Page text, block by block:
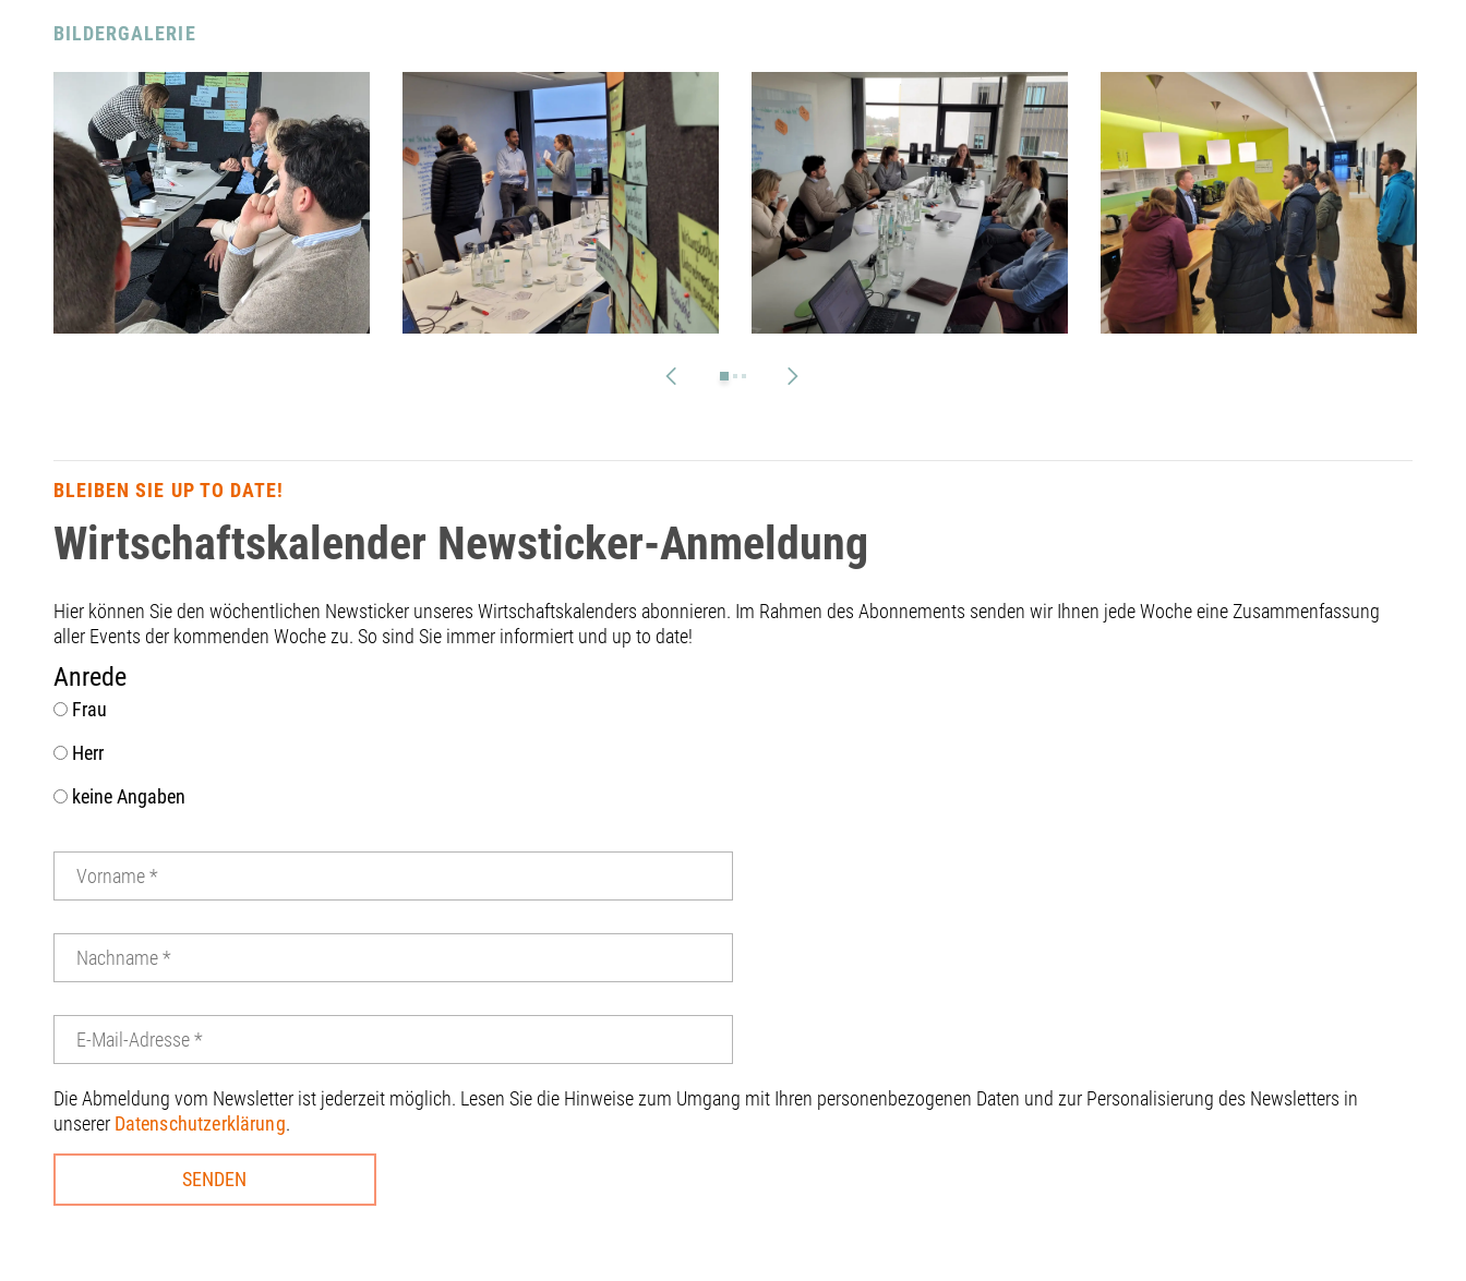
BILDERGALERIE
BLEIBEN SIE UP TO DATE!
Wirtschaftskalender Newsticker-Anmeldung
Hier können Sie den wöchentlichen Newsticker unseres Wirtschaftskalenders abonnieren. Im Rahmen des Abonnements senden wir Ihnen jede Woche eine Zusammenfassung
aller Events der kommenden Woche zu. So sind Sie immer informiert und up to date!
Anrede
Frau
Herr
keine Angaben
Die Abmeldung vom Newsletter ist jederzeit möglich. Lesen Sie die Hinweise zum Umgang mit Ihren personenbezogenen Daten und zur Personalisierung des Newsletters in
unserer Datenschutzerklärung.